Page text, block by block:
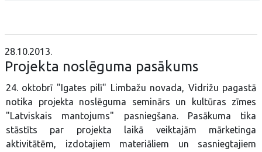
28.10.2013.
Projekta noslēguma pasākums
24. oktobrī "Igates pilī" Limbažu novada, Vidrižu pagastā
notika projekta noslēguma seminārs un kultūras zīmes
"Latviskais mantojums" pasniegšana. Pasākuma tika
stāstīts par projekta laikā veiktajām mārketinga
aktivitātēm, izdotajiem materiāliem un sasniegtajiem